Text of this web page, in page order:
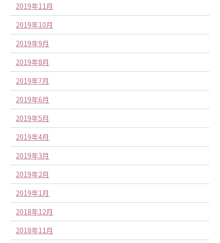
2019年11月
2019年10月
2019年9月
2019年8月
2019年7月
2019年6月
2019年5月
2019年4月
2019年3月
2019年2月
2019年1月
2018年12月
2018年11月